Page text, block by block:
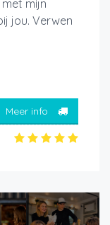
mijn
jou. Verwen
Meer info